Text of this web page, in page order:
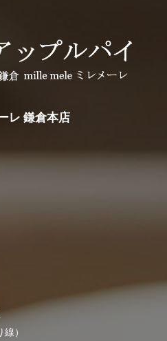
レ 鎌倉本店
）